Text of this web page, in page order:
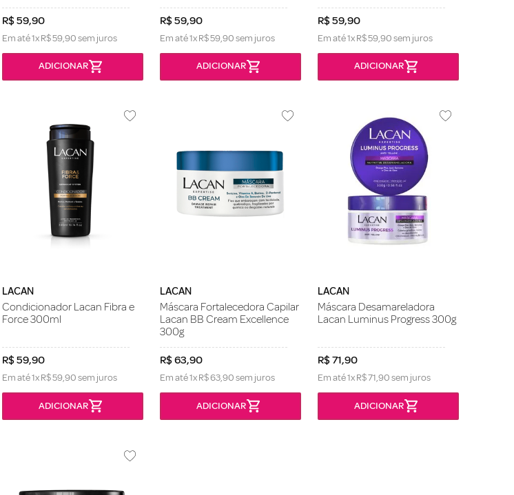
R$59,90
Em até1xR$59,90sem juros
R$59,90
Em até1xR$59,90sem juros
R$59,90
Em até1xR$59,90sem juros
LACAN
Condicionador Lacan Fibra e
Force 300ml
R$59,90
Em até1xR$59,90sem juros
LACAN
Máscara Fortalecedora Capilar
Lacan BB Cream Excellence
300g
R$63,90
Em até1xR$63,90sem juros
LACAN
Máscara Desamareladora
Lacan Luminus Progress 300g
R$71,90
Em até1xR$71,90sem juros